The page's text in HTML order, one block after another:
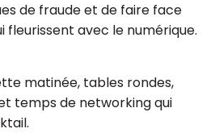
de fraude et de faire face
fleurissent avec le numérique.
matinée, tables rondes,
temps de networking qui